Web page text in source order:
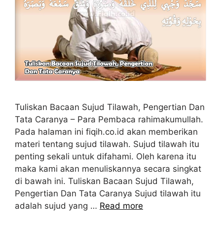
Tuliskan Bacaan Sujud Tilawah, Pengertian Dan
Tata Caranya – Para Pembaca rahimakumullah.
Pada halaman ini fiqih.co.id akan memberikan
materi tentang sujud tilawah. Sujud tilawah itu
penting sekali untuk difahami. Oleh karena itu
maka kami akan menuliskannya secara singkat
di bawah ini. Tuliskan Bacaan Sujud Tilawah,
Pengertian Dan Tata Caranya Sujud tilawah itu
adalah sujud yang … Read more